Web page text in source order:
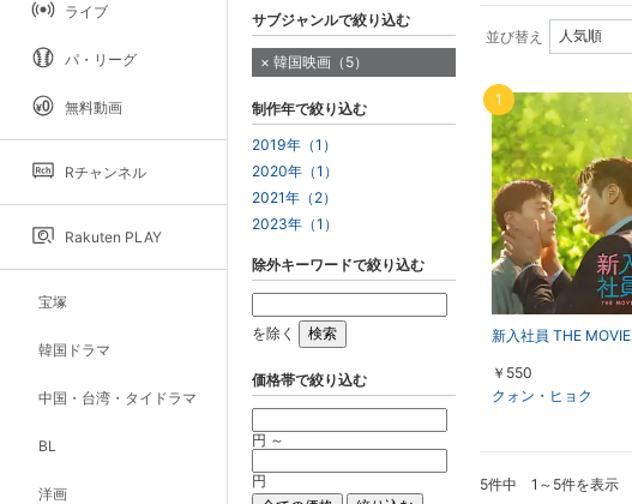
ライブ
パ・リーグ
無料動画
Rチャンネル
Rakuten PLAY
宝塚
韓国ドラマ
中国・台湾・タイドラマ
BL
洋画
並び替え
新入社員 THE MOVIE
￥550
クォン・ヒョク
1
5件中 1～5件を表示
サブジャンルで絞り込む
韓国映画（5）
制作年で絞り込む
2019年（1）
2020年（1）
2021年（2）
2023年（1）
除外キーワードで絞り込む
を除く
価格帯で絞り込む
円 ～
円